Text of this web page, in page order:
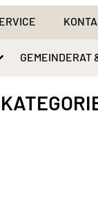
GEMEINDERAT